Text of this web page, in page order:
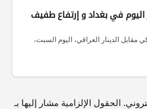
اليوم في بغداد و إرتفاع طفيف
الدينار العراقي، اليوم السبت،
الحقول الإلزامية مشار إليها بـ